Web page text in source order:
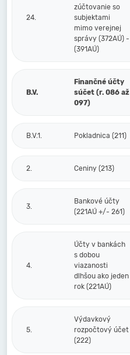
24.
zúčtovanie so
subjektami
mimo verejnej
správy (372AÚ) -
(391AÚ)
B.V.
Finančné účty
súčet (r. 086 až
097)
B.V.1. Pokladnica (211)
2. Ceniny (213)
3.
Bankové účty
(221AÚ +/- 261)
4.
Účty v bankách
s dobou
viazanosti
dlhšou ako jeden
rok (221AÚ)
5.
Výdavkový
rozpočtový účet
(222)